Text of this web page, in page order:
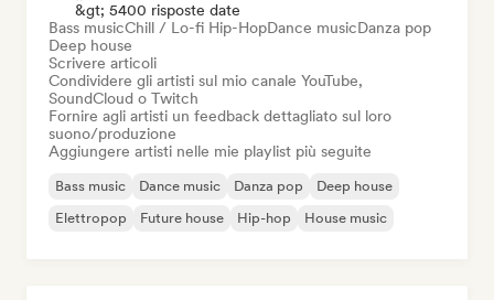
&gt; 5400 risposte date
Bass musicChill / Lo-fi Hip-HopDance musicDanza pop
Deep house
Scrivere articoli
Condividere gli artisti sul mio canale YouTube,
SoundCloud o Twitch
Fornire agli artisti un feedback dettagliato sul loro
suono/produzione
Aggiungere artisti nelle mie playlist più seguite
Bass music Dance music Danza pop
Deep house
Elettropop
Future house Hip-hop House music